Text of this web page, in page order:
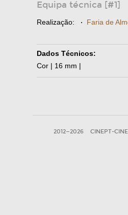
Equipa técnica [#1]
Realização: · Faria de
Dados Técnicos:
Cor | 16 mm |
2012—2026 CINEPT-